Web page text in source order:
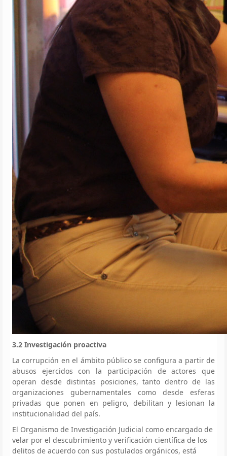
3.2 Investigación proactiva
La corrupción en el ámbito público se configura a partir de
abusos ejercidos con la participación de actores que
operan desde distintas posiciones, tanto dentro de las
organizaciones gubernamentales como desde esferas
privadas que ponen en peligro, debilitan y lesionan la
institucionalidad del país.
El Organismo de Investigación Judicial como encargado de
velar por el descubrimiento y verificación científica de los
delitos de acuerdo con sus postulados orgánicos, está